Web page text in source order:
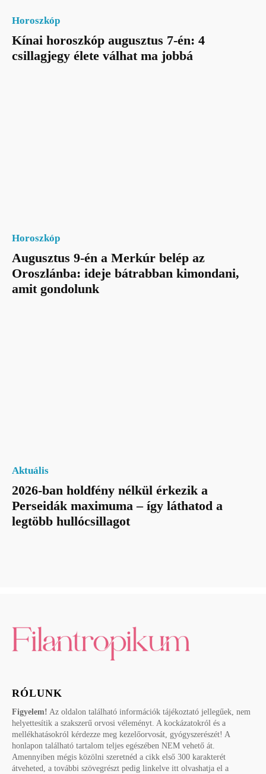
Horoszkóp
Kínai horoszkóp augusztus 7-én: 4
csillagjegy élete válhat ma jobbá
Horoszkóp
Augusztus 9-én a Merkúr belép az
Oroszlánba: ideje bátrabban kimondani,
amit gondolunk
Aktuális
2026-ban holdfény nélkül érkezik a
Perseidák maximuma – így láthatod a
legtöbb hullócsillagot
RÓLUNK
Figyelem! Az oldalon található információk tájékoztató jellegűek, nem
helyettesítik a szakszerű orvosi véleményt. A kockázatokról és a
mellékhatásokról kérdezze meg kezelőorvosát, gyógyszerészét! A
honlapon található tartalom teljes egészében NEM vehető át.
Amennyiben mégis közölni szeretnéd a cikk első 300 karakterét
átveheted, a további szövegrészt pedig linkelve itt olvashatja el a